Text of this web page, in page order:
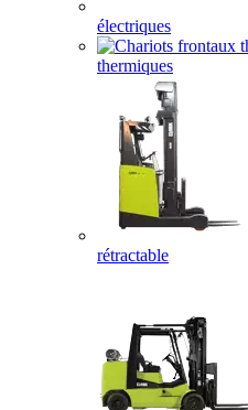
électriques
thermiques
rétractable